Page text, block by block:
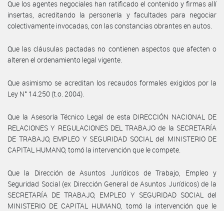
Que los agentes negociales han ratificado el contenido y firmas allí
insertas, acreditando la personería y facultades para negociar
colectivamente invocadas, con las constancias obrantes en autos.
Que las cláusulas pactadas no contienen aspectos que afecten o
alteren el ordenamiento legal vigente.
Que asimismo se acreditan los recaudos formales exigidos por la
Ley N° 14.250 (t.o. 2004).
Que la Asesoría Técnico Legal de esta DIRECCIÓN NACIONAL DE
RELACIONES Y REGULACIONES DEL TRABAJO de la SECRETARÍA
DE TRABAJO, EMPLEO Y SEGURIDAD SOCIAL del MINISTERIO DE
CAPITAL HUMANO, tomó la intervención que le compete.
Que la Dirección de Asuntos Jurídicos de Trabajo, Empleo y
Seguridad Social (ex Dirección General de Asuntos Jurídicos) de la
SECRETARÍA DE TRABAJO, EMPLEO Y SEGURIDAD SOCIAL del
MINISTERIO DE CAPITAL HUMANO, tomó la intervención que le